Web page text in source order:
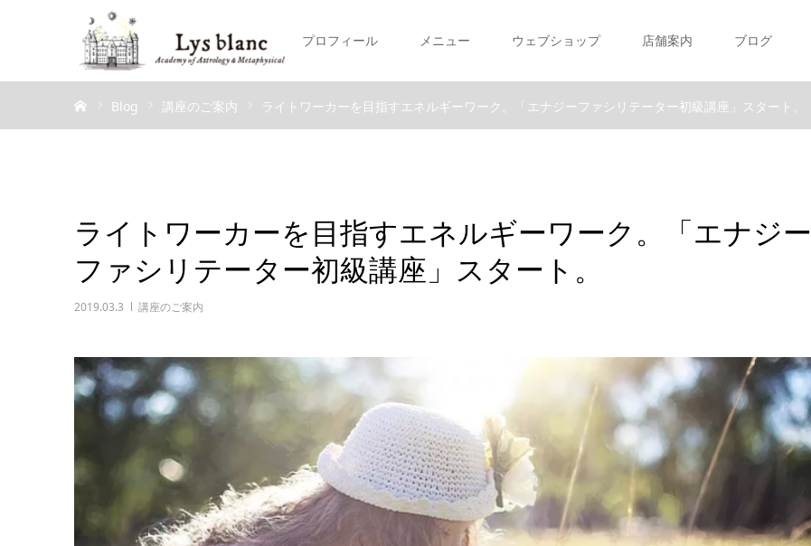
プロフィール メニュー ウェブショップ 店舗案内 ブログ
Blog 講座のご案内 ライトワーカーを目指すエネルギーワーク。「エナジーファシリテーター初級講座」スタート。
ライトワーカーを目指すエネルギーワーク。「エナジー
ファシリテーター初級講座」スタート。
2019.03.3 講座のご案内